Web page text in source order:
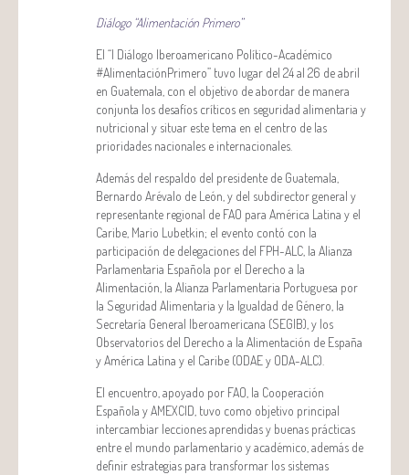
Diálogo “Alimentación Primero”
El “I Diálogo Iberoamericano Político-Académico
#AlimentaciónPrimero” tuvo lugar del 24 al 26 de abril
en Guatemala, con el objetivo de abordar de manera
conjunta los desafíos críticos en seguridad alimentaria y
nutricional y situar este tema en el centro de las
prioridades nacionales e internacionales.
Además del respaldo del presidente de Guatemala,
Bernardo Arévalo de León, y del subdirector general y
representante regional de FAO para América Latina y el
Caribe, Mario Lubetkin; el evento contó con la
participación de delegaciones del FPH-ALC, la Alianza
Parlamentaria Española por el Derecho a la
Alimentación, la Alianza Parlamentaria Portuguesa por
la Seguridad Alimentaria y la Igualdad de Género, la
Secretaría General Iberoamericana (SEGIB), y los
Observatorios del Derecho a la Alimentación de España
y América Latina y el Caribe (ODAE y ODA-ALC).
El encuentro, apoyado por FAO, la Cooperación
Española y AMEXCID, tuvo como objetivo principal
intercambiar lecciones aprendidas y buenas prácticas
entre el mundo parlamentario y académico, además de
definir estrategias para transformar los sistemas